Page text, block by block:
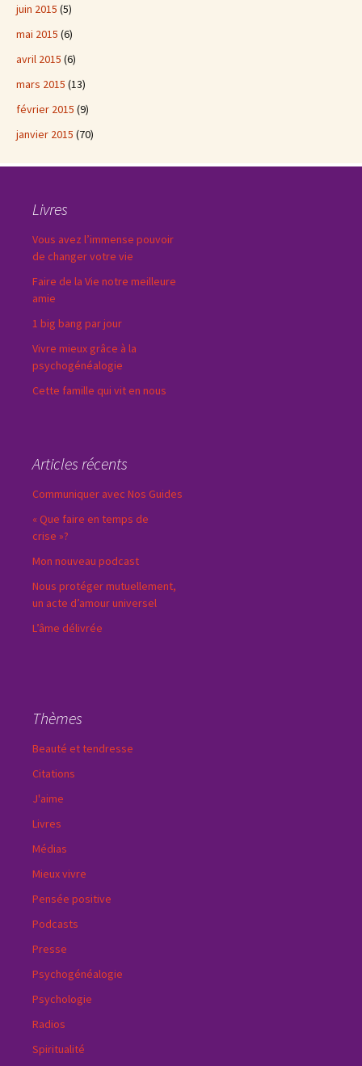
juin 2015 (5)
mai 2015 (6)
avril 2015 (6)
mars 2015 (13)
février 2015 (9)
janvier 2015 (70)
Livres
Vous avez l’immense pouvoir
de changer votre vie
Faire de la Vie notre meilleure
amie
1 big bang par jour
Vivre mieux grâce à la
psychogénéalogie
Cette famille qui vit en nous
Articles récents
Communiquer avec Nos Guides
« Que faire en temps de
crise »?
Mon nouveau podcast
Nous protéger mutuellement,
un acte d’amour universel
L’âme délivrée
Thèmes
Beauté et tendresse
Citations
J'aime
Livres
Médias
Mieux vivre
Pensée positive
Podcasts
Presse
Psychogénéalogie
Psychologie
Radios
Spiritualité